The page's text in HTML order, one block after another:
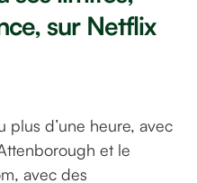
sur Netflix
plus d’une heure, avec
et le
avec des